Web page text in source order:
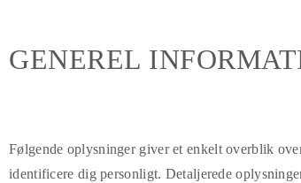
GENEREL
Følgende oplysninger giver et enkelt overblik
identificere dig personligt. Detaljerede